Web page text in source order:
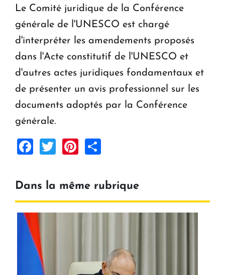
Le Comité juridique de la Conférence
générale de l'UNESCO est chargé
d'interpréter les amendements proposés
dans l'Acte constitutif de l'UNESCO et
d'autres actes juridiques fondamentaux et
de présenter un avis professionnel sur les
documents adoptés par la Conférence
générale.
Facebook
TwitterPinterest
Dans la même rubrique